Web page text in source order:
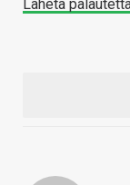
Lähetä